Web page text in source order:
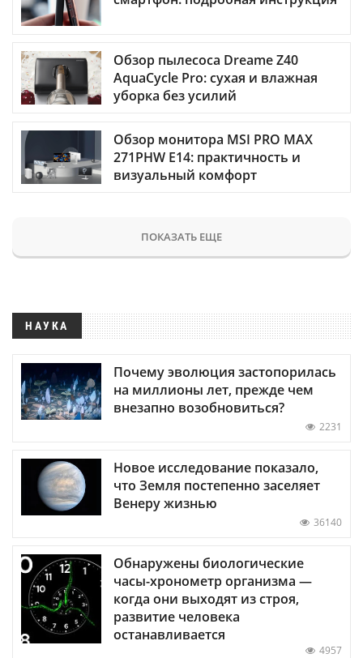
Обзор пылесоса Dreame Z40
AquaCycle Pro: сухая и влажная
уборка без усилий
Обзор монитора MSI PRO MAX
271PHW E14: практичность и
визуальный комфорт
ПОКАЗАТЬ ЕЩЕ
НАУКА
Почему эволюция застопорилась
на миллионы лет, прежде чем
внезапно возобновиться?
2231
Новое исследование показало,
что Земля постепенно заселяет
Венеру жизнью
36140
Обнаружены биологические
часы-хронометр организма —
когда они выходят из строя,
развитие человека
останавливается
4957